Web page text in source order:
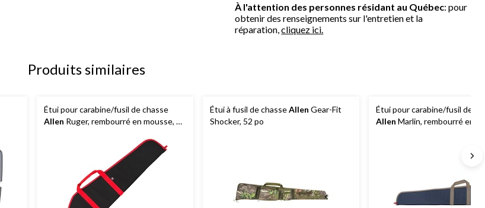
À l'attention des personnes résidant au Québec: pour
obtenir des renseignements sur l'entretien et la
réparation,cliquez ici.
Produits similaires
Étui pour carabine/fusil de chasse
Allen Ruger, rembourré en mousse, 40
Étui à fusil de chasseAllen Gear-Fit
Shocker, 52 po
Étui pour carabine/fusil de
Allen Marlin, rembourré en